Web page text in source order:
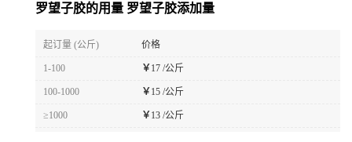
罗望子胶的用量 罗望子胶添加量
起订量 (公斤) 价格
1-100 ￥17 /公斤
100-1000 ￥15 /公斤
≥1000 ￥13 /公斤